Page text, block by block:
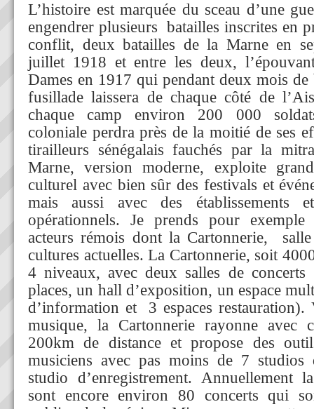
L’histoire est marquée du sceau d’une
engendrer plusieurs batailles inscrites en
conflit, deux batailles de la Marne en
juillet 1918 et entre les deux,
Dames en 1917 qui pendant deux mois de
fusillade laissera de chaque côté de
chaque camp environ 200 000
coloniale perdra près de la moitié de ses
tirailleurs sénégalais fauchés par la
Marne, version moderne, exploite
culturel avec bien sûr des festivals et
mais aussi avec des établissements
opérationnels. Je prends pour
acteurs rémois dont la Cartonnerie,
cultures actuelles. La Cartonnerie, soit
4 niveaux, avec deux salles de
places, un hall d’exposition, un espace
d’information et 3 espaces
musique, la Cartonnerie rayonne avec
200km de distance et propose des
musiciens avec pas moins de 7 studios
studio d’enregistrement. Annuellement
sont encore environ 80 concerts qui